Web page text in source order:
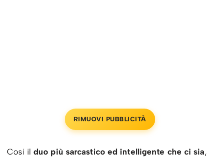
RIMUOVI PUBBLICITÀ
Cosi ilduo più sarcastico ed intelligente che ci sia,